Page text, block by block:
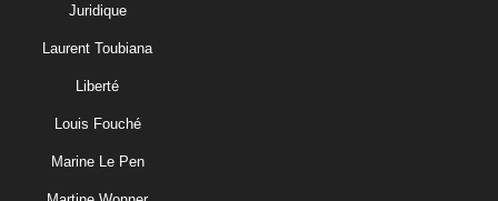
Juridique
Laurent Toubiana
Liberté
Louis Fouché
Marine Le Pen